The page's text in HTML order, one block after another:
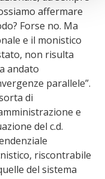
affermare
Forse no. Ma
e il monistico
non risulta
andato
parallele”.
di
e
del c.d.
riscontrabile
del sistema